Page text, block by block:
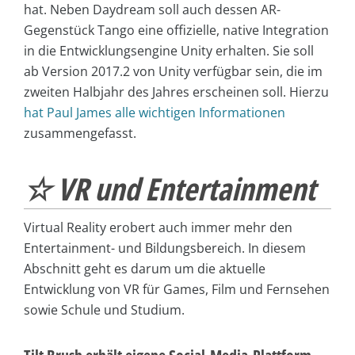
hat. Neben Daydream soll auch dessen AR-
GegenstückTango eine offizielle, native Integration
in die Entwicklungsengine Unity erhalten. Sie soll
ab Version 2017.2 von Unity verfügbar sein, die im
zweiten Halbjahr des Jahres erscheinen soll. Hierzu
hat Paul James alle wichtigen Informationen
zusammengefasst.
☆ VR und Entertainment
Virtual Reality erobert auch immer mehr den
Entertainment- und Bildungsbereich. In diesem
Abschnitt geht es darum um die aktuelle
Entwicklung von VR für Games, Film und Fernsehen
sowie Schule und Studium.